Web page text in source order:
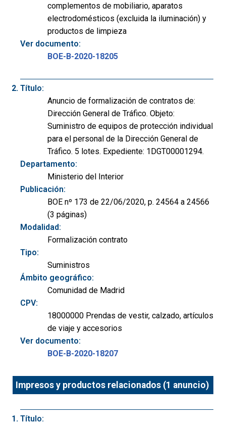
complementos de mobiliario, aparatos
electrodomésticos (excluida la iluminación) y
productos de limpieza
Ver documento:
BOE-B-2020-18205
Título:
Anuncio de formalización de contratos de:
Dirección General de Tráfico. Objeto:
Suministro de equipos de protección individual
para el personal de la Dirección General de
Tráfico. 5 lotes. Expediente: 1DGT00001294.
Departamento:
Ministerio del Interior
Publicación:
BOE nº 173 de 22/06/2020, p. 24564 a 24566
(3 páginas)
Modalidad:
Formalización contrato
Tipo:
Suministros
Ámbito geográfico:
Comunidad de Madrid
CPV:
18000000 Prendas de vestir, calzado, artículos
de viaje y accesorios
Ver documento:
BOE-B-2020-18207
Impresos y productos relacionados (1 anuncio)
Título: